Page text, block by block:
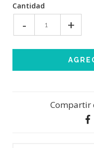
Cantidad
- +
Compartir